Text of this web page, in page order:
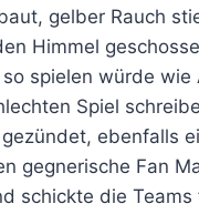
gelber Rauch
Himmel
spielen würde
Spiel
ebenfalls
gegnerische Fan
schickte die